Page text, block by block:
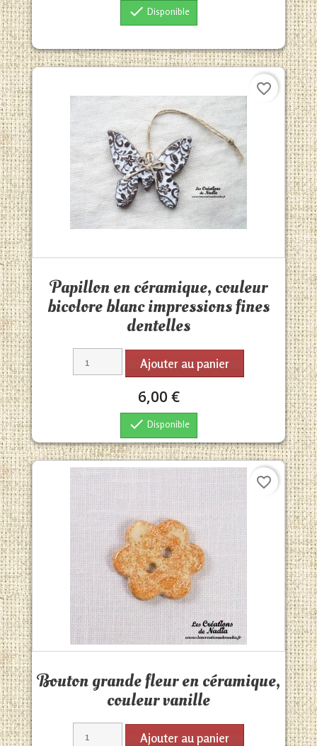
 Disponible
Papillon en céramique, couleur
bicolore blanc impressions fines
dentelles
Ajouter au panier
6,00 €
 Disponible
favorite_border
Bouton grande fleur en céramique,
couleur vanille
Ajouter au panier
favorite_border